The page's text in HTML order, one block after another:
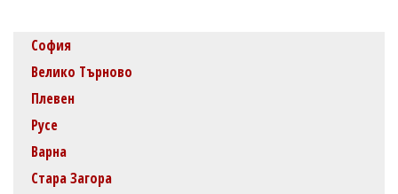
София
Велико Търново
Плевен
Русе
Варна
Стара Загора